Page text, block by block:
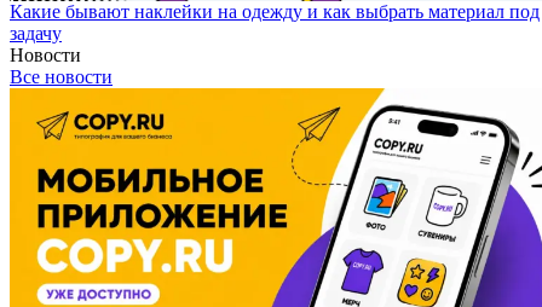
Какие бывают наклейки на одежду и как выбрать материал под
задачу
Новости
Все новости